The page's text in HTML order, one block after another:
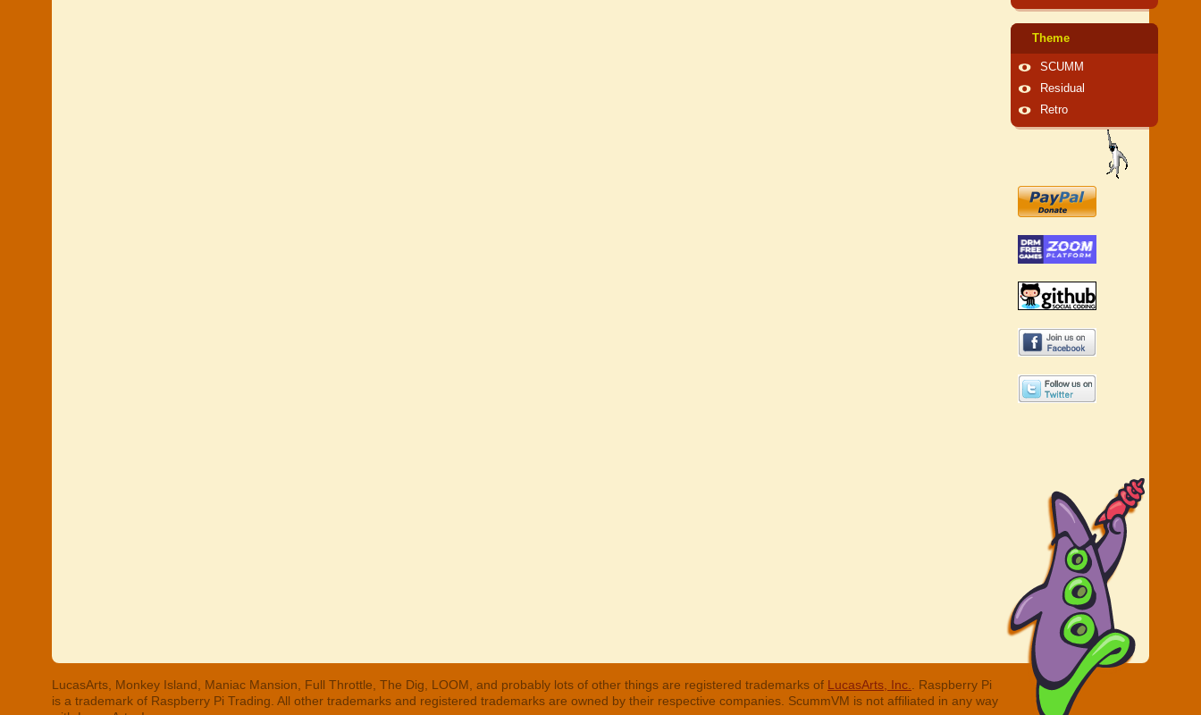
Theme
SCUMM
Residual
Retro
LucasArts, Monkey Island, Maniac Mansion, Full Throttle, The Dig, LOOM, and probably lots of other things are registered trademarks of LucasArts, Inc.
. Raspberry Pi
is a trademark of Raspberry Pi Trading. All other trademarks and registered trademarks are owned by their respective companies. ScummVM is not affiliated in any way